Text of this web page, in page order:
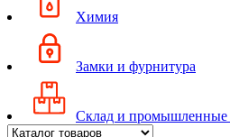
Химия
Замки и фурнитура
Склад и промышленные